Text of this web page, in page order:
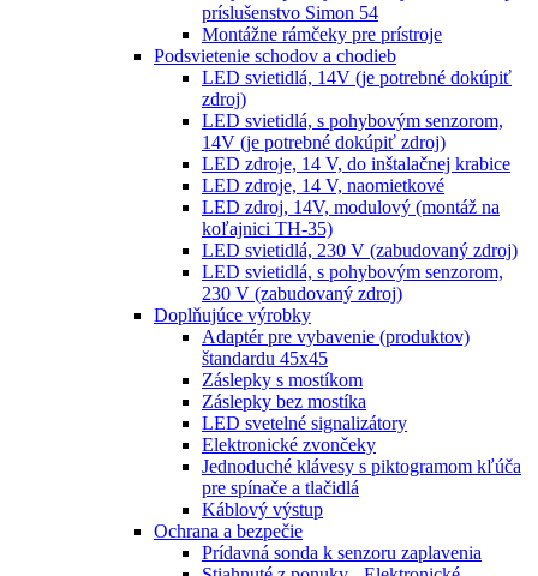
príslušenstvo Simon 54
Montážne rámčeky pre prístroje
Podsvietenie schodov a chodieb
LED svietidlá, 14V (je potrebné dokúpiť
zdroj)
LED svietidlá, s pohybovým senzorom,
14V (je potrebné dokúpiť zdroj)
LED zdroje, 14 V, do inštalačnej krabice
LED zdroje, 14 V, naomietkové
LED zdroj, 14V, modulový (montáž na
koľajnici TH-35)
LED svietidlá, 230 V (zabudovaný zdroj)
LED svietidlá, s pohybovým senzorom,
230 V (zabudovaný zdroj)
Doplňujúce výrobky
Adaptér pre vybavenie (produktov)
štandardu 45x45
Záslepky s mostíkom
Záslepky bez mostíka
LED svetelné signalizátory
Elektronické zvončeky
Jednoduché klávesy s piktogramom kľúča
pre spínače a tlačidlá
Káblový výstup
Ochrana a bezpečie
Prídavná sonda k senzoru zaplavenia